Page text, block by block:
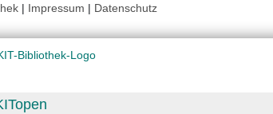
| Impressum | Datenschutz